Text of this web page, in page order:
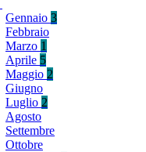
Gennaio 3
Febbraio
Marzo 1
Aprile 5
Maggio 2
Giugno
Luglio 2
Agosto
Settembre
Ottobre